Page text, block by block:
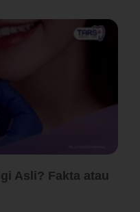
Asli? Fakta atau